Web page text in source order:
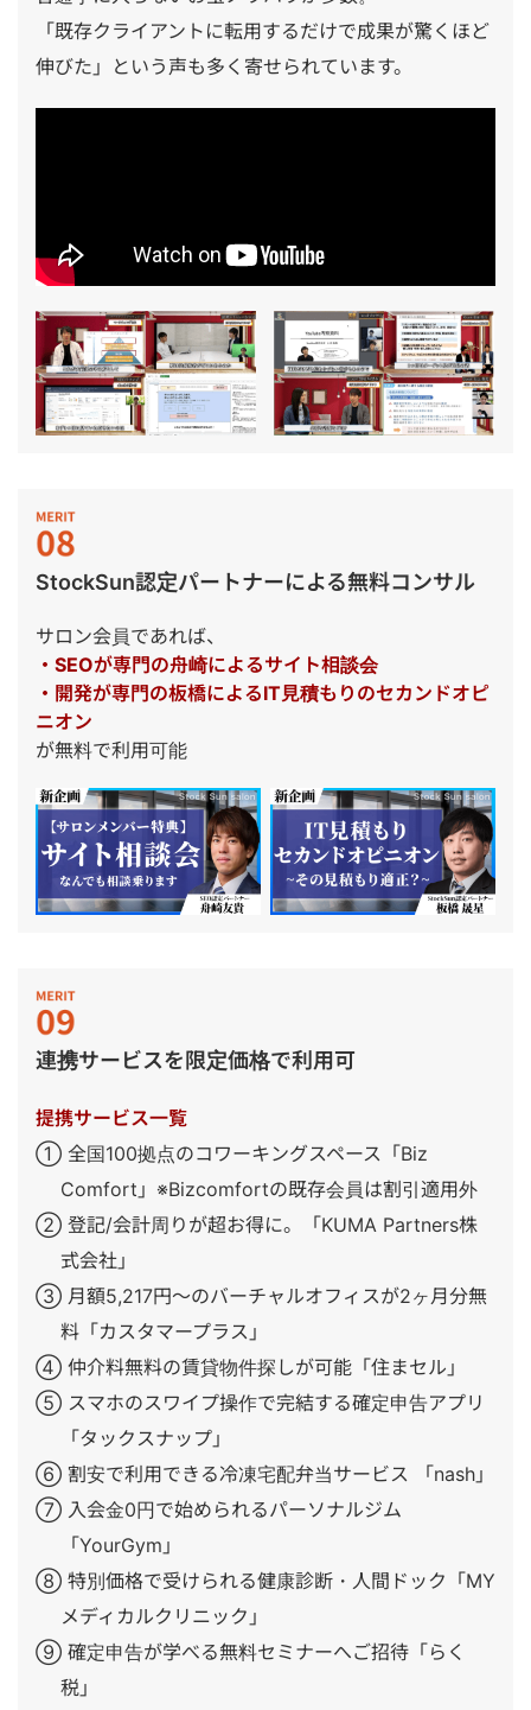
「既存クライアントに転用するだけで成果が驚くほど
伸びた」という声も多く寄せられています。
StockSun認定パートナーによる無料コンサル
サロン会員であれば、
・SEOが専門の舟崎によるサイト相談会
・開発が専門の板橋によるIT見積もりのセカンドオピ
ニオン
が無料で利用可能
連携サービスを限定価格で利用可
提携サービス一覧
① 全国100拠点のコワーキングスペース「Biz
Comfort」※Bizcomfortの既存会員は割引適用外
② 登記/会計周りが超お得に。「KUMA Partners株
式会社」
③ 月額5,217円～のバーチャルオフィスが2ヶ月分無
料「カスタマープラス」
④ 仲介料無料の賃貸物件探しが可能「住まセル」
⑤ スマホのスワイプ操作で完結する確定申告アプリ
「タックスナップ」
⑥ 割安で利用できる冷凍宅配弁当サービス 「nash」
⑦ 入会金0円で始められるパーソナルジム
「YourGym」
⑧ 特別価格で受けられる健康診断・人間ドック「MY
メディカルクリニック」
⑨ 確定申告が学べる無料セミナーへご招待「らく
税」